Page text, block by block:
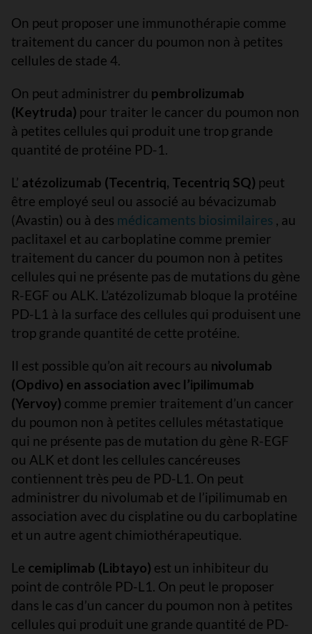
On peut proposer une immunothérapie comme
traitement du cancer du poumon non à petites
cellules de stade 4.
On peut administrer du pembrolizumab
(Keytruda) pour traiter le cancer du poumon non
à petites cellules qui produit une trop grande
quantité de protéine PD-1.
L’ atézolizumab (Tecentriq, Tecentriq SQ) peut
être employé seul ou associé au bévacizumab
(Avastin) ou à des médicaments biosimilaires , au
paclitaxel et au carboplatine comme premier
traitement du cancer du poumon non à petites
cellules qui ne présente pas de mutations du gène
R-EGF ou ALK. L’atézolizumab bloque la protéine
PD-L1 à la surface des cellules qui produisent une
trop grande quantité de cette protéine.
Il est possible qu’on ait recours au nivolumab
(Opdivo) en association avec l’ipilimumab
(Yervoy) comme premier traitement d’un cancer
du poumon non à petites cellules métastatique
qui ne présente pas de mutation du gène R-EGF
ou ALK et dont les cellules cancéreuses
contiennent très peu de PD-L1. On peut
administrer du nivolumab et de l’ipilimumab en
association avec du cisplatine ou du carboplatine
et un autre agent chimiothérapeutique.
Le cemiplimab (Libtayo) est un inhibiteur du
point de contrôle PD-L1. On peut le proposer
dans le cas d’un cancer du poumon non à petites
cellules qui produit une grande quantité de PD-